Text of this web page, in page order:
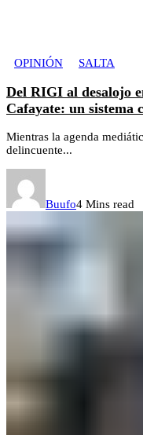
OPINIÓN SALTA
Del RIGI al desalojo
Cafayate: un sistema
Mientras la agenda
delincuente...
Buufo4 Mins read